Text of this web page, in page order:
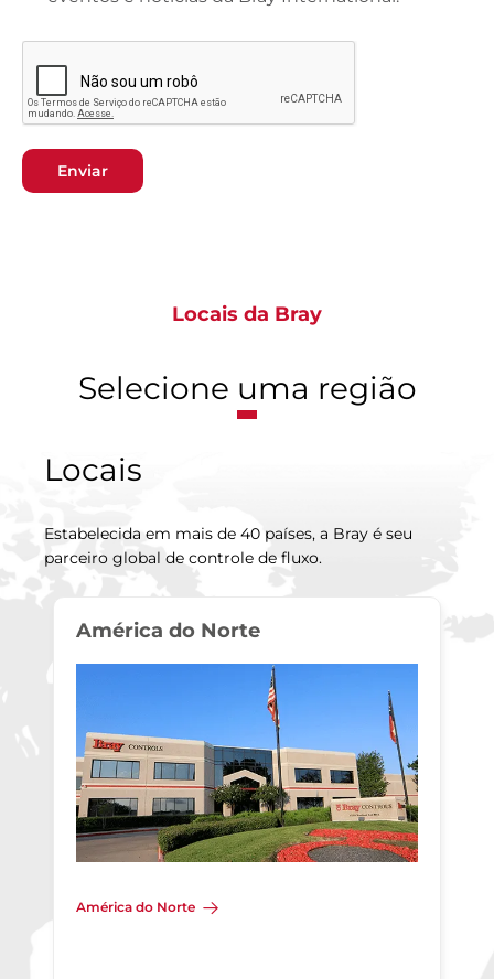
Enviar
Locais da Bray
Selecione uma região
Locais
Estabelecida em mais de 40 países, a Bray é seu
parceiro global de controle de fluxo.
América do Norte
América do Norte